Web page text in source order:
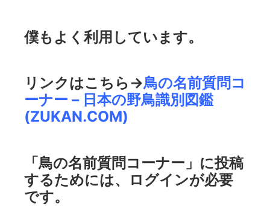
僕もよく利用しています。
リンクはこちら→鳥の名前質問コ
ーナー – 日本の野鳥識別図鑑
(ZUKAN.COM)
「鳥の名前質問コーナー」に投稿
するためには、ログインが必要
です。